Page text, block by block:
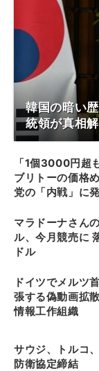
韓国の暗い
統領が真相
「1個3000円超
ブリトーの価格
党の「内戦」に
マラドーナさん
ル、今月競売に
ドル
ドイツでメルツ
張する偽動画拡
情報工作組織
サウジ、トルコ
防衛協定締結